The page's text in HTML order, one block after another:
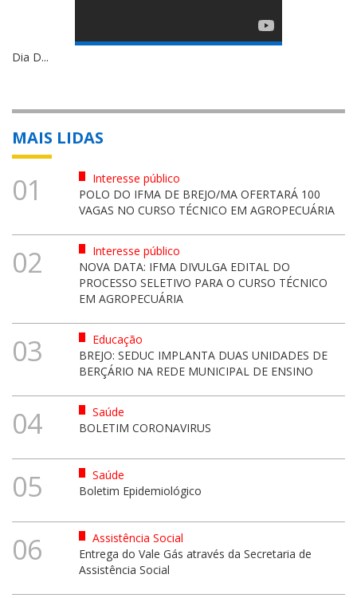
Dia D...
MAIS LIDAS
01
Interesse público
POLO DO IFMA DE BREJO/MA OFERTARÁ 100
VAGAS NO CURSO TÉCNICO EM AGROPECUÁRIA
02
Interesse público
NOVA DATA: IFMA DIVULGA EDITAL DO
PROCESSO SELETIVO PARA O CURSO TÉCNICO
EM AGROPECUÁRIA
03
Educação
BREJO: SEDUC IMPLANTA DUAS UNIDADES DE
BERÇÁRIO NA REDE MUNICIPAL DE ENSINO
04
Saúde
BOLETIM CORONAVIRUS
05
Saúde
Boletim Epidemiológico
06
Assistência Social
Entrega do Vale Gás através da Secretaria de
Assistência Social